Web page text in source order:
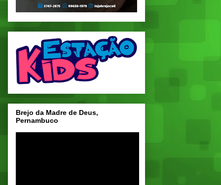
Brejo da Madre de Deus,
Pernambuco